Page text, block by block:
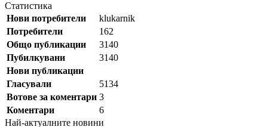
Статистика
Нови потребители
klukarnik
Потребители
162
Общо публикации
3140
Пубилкувани
3140
Нови публикации
Гласували
5134
Вотове за коментари 3
Коментари
6
Най-актуалните новини